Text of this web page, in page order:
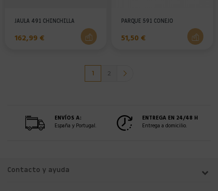
JAULA 491 CHINCHILLA
Precio
162,99 €
PARQUE 591 CONEJO
Precio
51,50 €
1 2
ENVÍOS A:
España y Portugal.
ENTREGA EN 24/48 H
Entrega a domicilio.
Contacto y ayuda